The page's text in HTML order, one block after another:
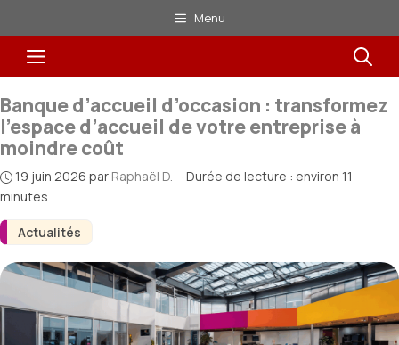
au
contenu
Menu
Menu
Actualités
Banque d’accueil d’occasion : transformez
l’espace d’accueil de votre entreprise à
moindre coût
19 juin 2026 par Raphaël D. · Durée de lecture : environ 11
minutes